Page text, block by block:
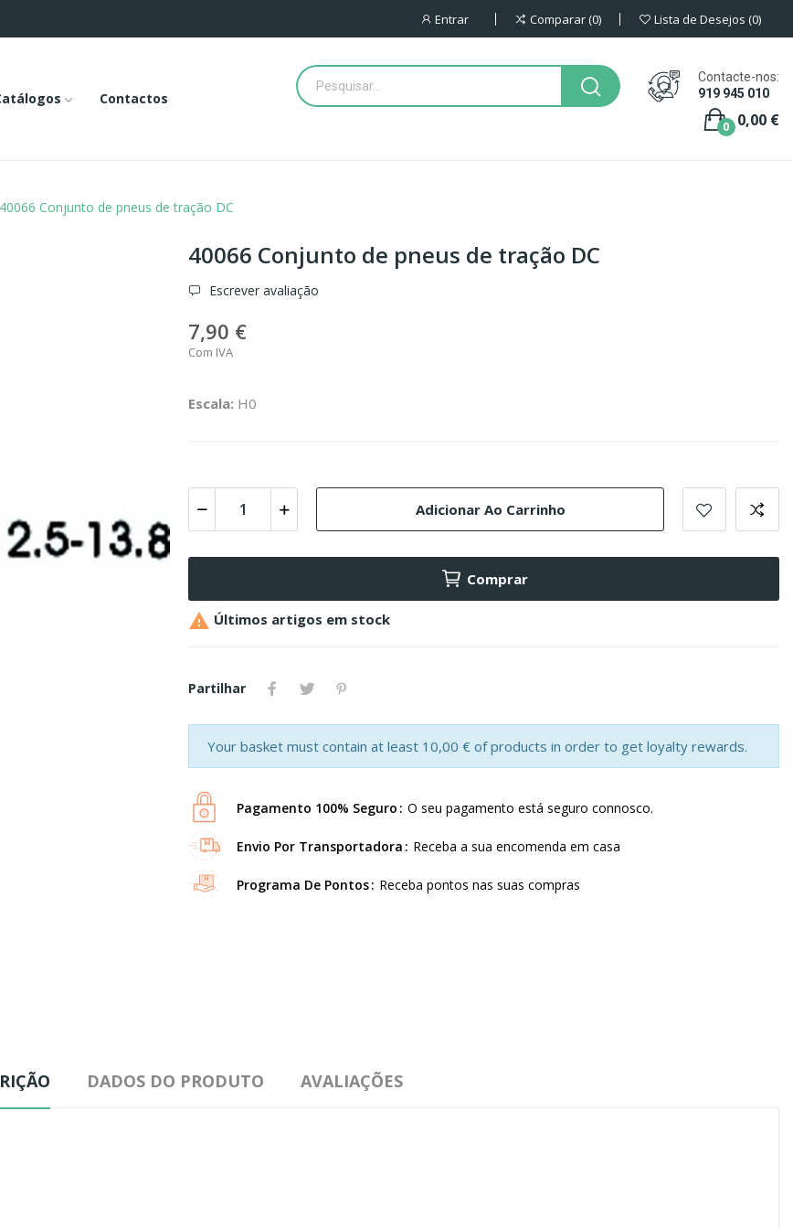
Entrar Comparar 0 Lista de Desejos 0
Contactos
Contacte-nos:
919 945 010
0,00 €
0
40066 Conjunto de pneus de tração DC
40066 Conjunto de pneus de tração DC
Escrever avaliação
7,90 €
Com IVA
Escala: H0
Adicionar Ao Carrinho
Comprar
 Últimos artigos em stock
Partilhar
Your basket must contain at least 10,00 € of products in order to get loyalty rewards.
Pagamento 100% Seguro O seu pagamento está seguro connosco.
Envio Por Transportadora Receba a sua encomenda em casa
Programa De Pontos Receba pontos nas suas compras
DADOS DO PRODUTO AVALIAÇÕES